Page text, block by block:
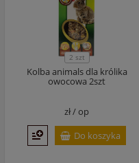
2 szt
Kolba animals dla królika
owocowa 2szt
zł /op
Do koszyka